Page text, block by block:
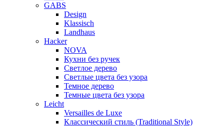
GABS
Design
Klassisch
Landhaus
Hacker
NOVA
Кухни без ручек
Светлое дерево
Светлые цвета без узора
Темное дерево
Темные цвета без узора
Leicht
Versailles de Luxe
Классический стиль (Traditional Style)